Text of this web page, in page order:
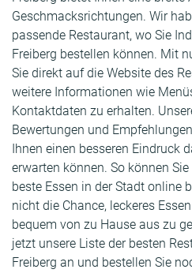
Geschmacksrichtungen. Wir
passende Restaurant, wo Sie
Freiberg bestellen können. Mit
Sie direkt auf die Website des
weitere Informationen wie
Kontaktdaten zu erhalten.
Bewertungen und
Ihnen einen besseren Eindruck
erwarten können. So können
beste Essen in der Stadt online
nicht die Chance, leckeres
bequem von zu Hause aus zu
jetzt unsere Liste der besten
Freiberg an und bestellen Sie